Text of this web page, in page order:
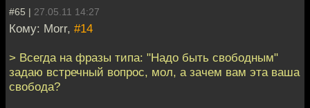
#65 | 27.05.11 14:27
Кому: Morr, #14
> Всегда на фразы типа: "Надо быть свободным"
задаю встречный вопрос, мол, а зачем вам эта ваша
свобода?